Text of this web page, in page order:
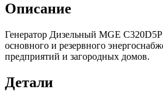
Описание
Генератор Дизельный MGE C320D5P
основного и резервного
предприятий и загородных домов.
Детали